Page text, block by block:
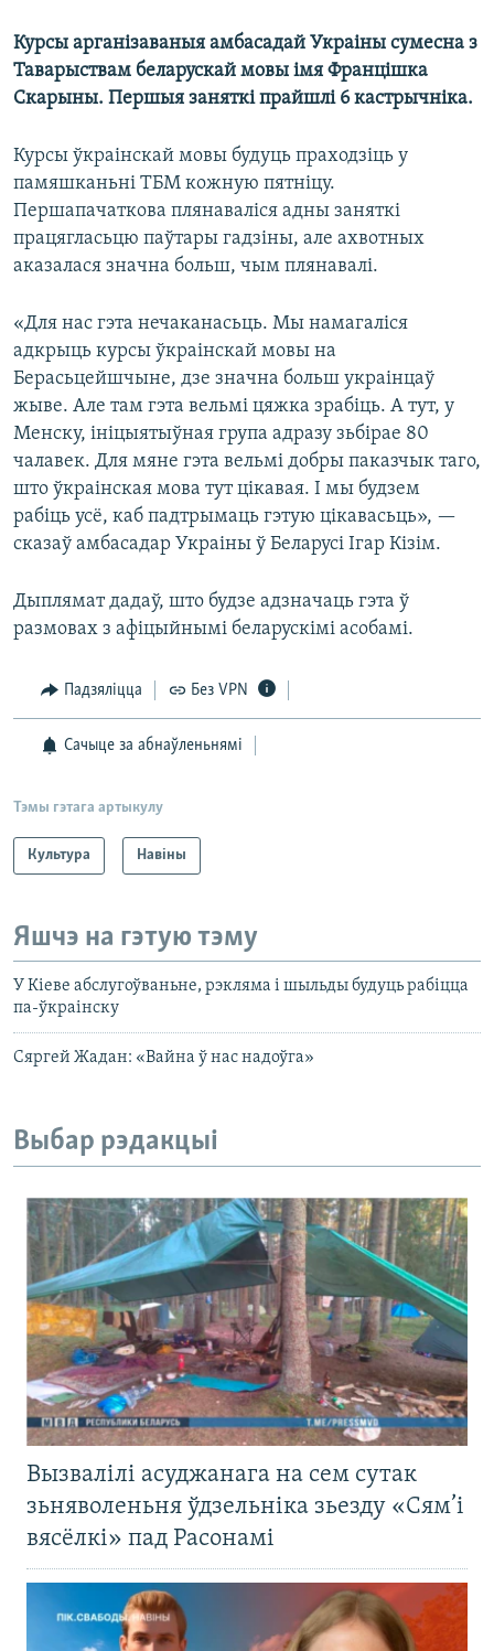
Курсы арганізаваныя амбасадай Украіны сумесна з
Таварыствам беларускай мовы імя Францішка
Скарыны. Першыя заняткі прайшлі 6 кастрычніка.
Курсы ўкраінскай мовы будуць праходзіць у
памяшканьні ТБМ кожную пятніцу.
Першапачаткова плянаваліся адны заняткі
працягласьцю паўтары гадзіны, але ахвотных
аказалася значна больш, чым плянавалі.
«Для нас гэта нечаканасьць. Мы намагаліся
адкрыць курсы ўкраінскай мовы на
Берасьцейшчыне, дзе значна больш украінцаў
жыве. Але там гэта вельмі цяжка зрабіць. А тут, у
Менску, ініцыятыўная група адразу зьбірае 80
чалавек. Для мяне гэта вельмі добры паказчык таго,
што ўкраінская мова тут цікавая. І мы будзем
рабіць усё, каб падтрымаць гэтую цікавасьць», —
сказаў амбасадар Украіны ў Беларусі Ігар Кізім.
Дыплямат дадаў, што будзе адзначаць гэта ў
размовах з афіцыйнымі беларускімі асобамі.
Падзяліцца Без VPN
Сачыце за абнаўленьнямі
Тэмы гэтага артыкулу
Культура Навіны
Яшчэ на гэтую тэму
У Кіеве абслугоўваньне, рэкляма і шыльды будуць рабіцца
па-ўкраінску
Сяргей Жадан: «Вайна ў нас надоўга»
Выбар рэдакцыі
Вызвалілі асуджанага на сем сутак
зьняволеньня ўдзельніка зьезду «Сям’і
вясёлкі» пад Расонамі